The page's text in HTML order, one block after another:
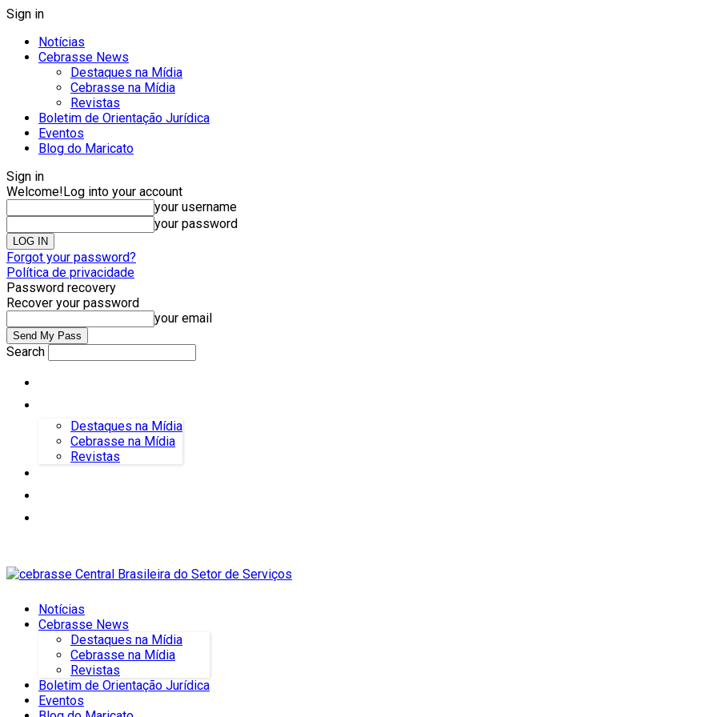
Sign in
Notícias
Cebrasse News
Destaques na Mídia
Cebrasse na Mídia
Revistas
Boletim de Orientação Jurídica
Eventos
Blog do Maricato
Sign in
Welcome!Log into your account
your username
your password
Forgot your password?
Política de privacidade
Password recovery
Recover your password
your email
Search
Destaques na Mídia
Cebrasse na Mídia
Revistas
Notícias
Cebrasse News
Destaques na Mídia
Cebrasse na Mídia
Revistas
Boletim de Orientação Jurídica
Eventos